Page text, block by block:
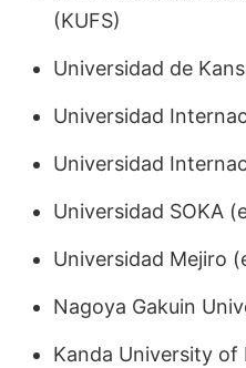
(KUFS)
Universidad de
Universidad
Universidad
Universidad SOKA
Universidad Mejiro
Nagoya Gakuin
Kanda University of